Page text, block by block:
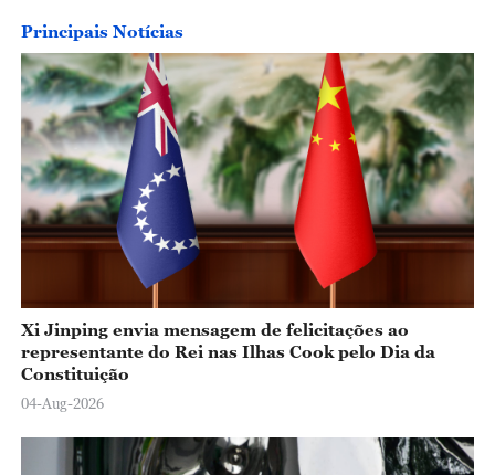
Principais Notícias
Xi Jinping envia mensagem de felicitações ao
representante do Rei nas Ilhas Cook pelo Dia da
Constituição
04-Aug-2026